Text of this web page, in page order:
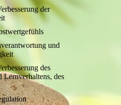
der
und
des
Lernverhaltens, des